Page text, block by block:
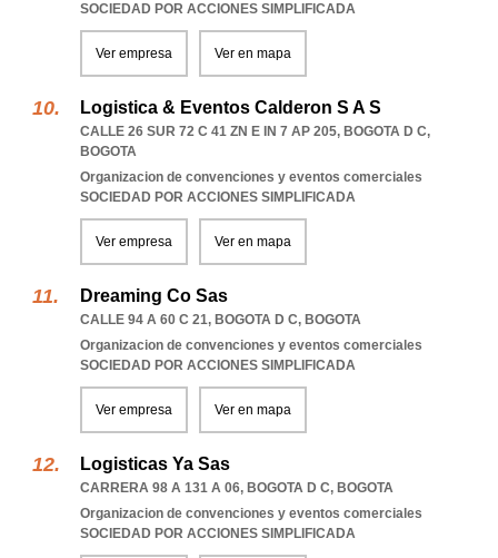
SOCIEDAD POR ACCIONES SIMPLIFICADA
Ver empresa Ver en mapa
Logistica & Eventos Calderon S A S
CALLE 26 SUR 72 C 41 ZN E IN 7 AP 205, BOGOTA D C,
BOGOTA
Organizacion de convenciones y eventos comerciales
SOCIEDAD POR ACCIONES SIMPLIFICADA
Ver empresa Ver en mapa
Dreaming Co Sas
CALLE 94 A 60 C 21, BOGOTA D C, BOGOTA
Organizacion de convenciones y eventos comerciales
SOCIEDAD POR ACCIONES SIMPLIFICADA
Ver empresa Ver en mapa
Logisticas Ya Sas
CARRERA 98 A 131 A 06, BOGOTA D C, BOGOTA
Organizacion de convenciones y eventos comerciales
SOCIEDAD POR ACCIONES SIMPLIFICADA